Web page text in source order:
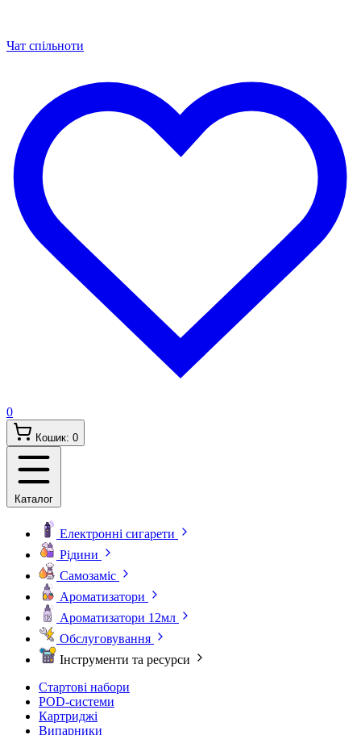
Чат спільноти
0
Кошик: 0
Каталог
Електронні сигарети
Рідини
Самозаміс
Ароматизатори
Ароматизатори 12мл
Обслуговування
Інструменти та ресурси
Стартові набори
POD-системи
Картриджі
Випарники